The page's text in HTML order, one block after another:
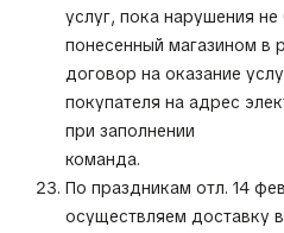
услуг, пока нарушения
понесенный магазином в
договор на оказание
покупателя на адрес
при заполнении
команда.
По праздникам отл. 14
осуществляем доставку